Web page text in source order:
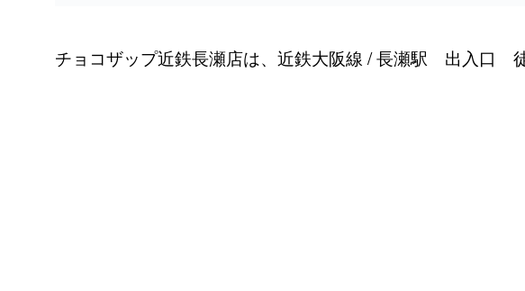
チョコザップ近鉄長瀬店は、近鉄大阪線 / 長瀬駅 出入口 徒